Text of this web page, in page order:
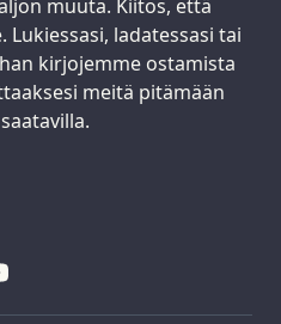
muuta. Kiitos, että
ladatessasi tai
kirjojemme ostamista
meitä pitämään